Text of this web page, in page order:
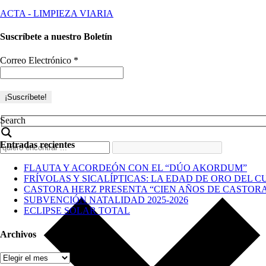
ACTA - LIMPIEZA VIARIA
Suscríbete a nuestro Boletín
Correo Electrónico *
Search
Entradas recientes
FLAUTA Y ACORDEÓN CON EL “DÚO AKORDUM”
FRÍVOLAS Y SICALÍPTICAS: LA EDAD DE ORO DEL
CASTORA HERZ PRESENTA “CIEN AÑOS DE
SUBVENCIÓN NATALIDAD 2025-2026
ECLIPSE SOLAR TOTAL
Archivos
Archivos